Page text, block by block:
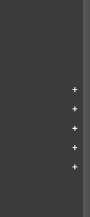
add
add
add
add
add